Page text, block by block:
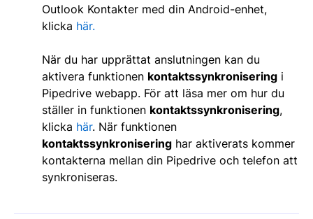
Outlook Kontakter med din Android-enhet,
klicka här.
När du har upprättat anslutningen kan du
aktivera funktionen kontaktssynkronisering i
Pipedrive webapp. För att läsa mer om hur du
ställer in funktionen kontaktssynkronisering,
klicka här. När funktionen
kontaktssynkronisering har aktiverats kommer
kontakterna mellan din Pipedrive och telefon att
synkroniseras.